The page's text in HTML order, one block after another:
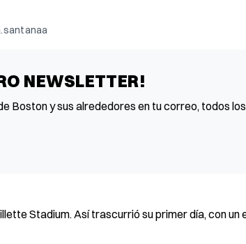
NEWSLETTER!
Boston y sus alrededores en tu correo, todos
Stadium. Así trascurrió su primer día, con un